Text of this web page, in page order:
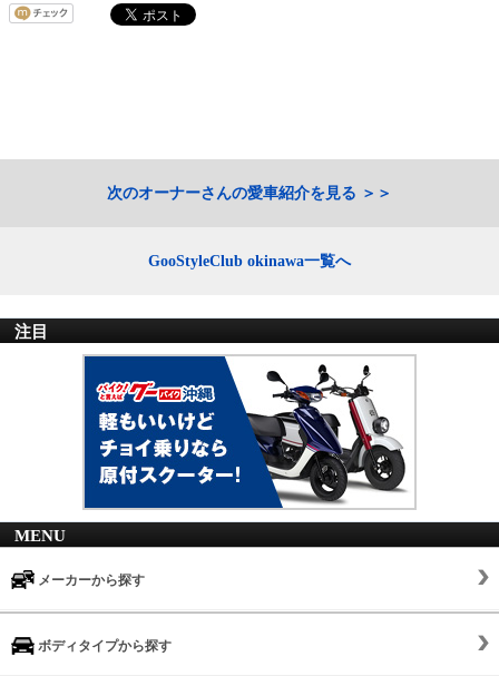
次のオーナーさんの愛車紹介を見る
GooStyleClub okinawa一覧へ
注目
MENU
メーカーから探す
ボディタイプから探す